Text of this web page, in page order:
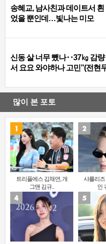
송혜교, 남사친과 데이트서
었을 뿐인데…빛나는 미모
신동 살 너무 뺐나‥37㎏ 감량
서 요요 와야하나 고민”(전현
많이 본 포토
트리플에스 김채연, 개
그맨 김규..
샤를리즈
인